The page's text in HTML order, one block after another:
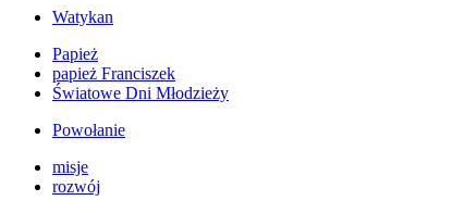
Watykan
Papież
papież Franciszek
Światowe Dni Młodzieży
Powołanie
misje
rozwój